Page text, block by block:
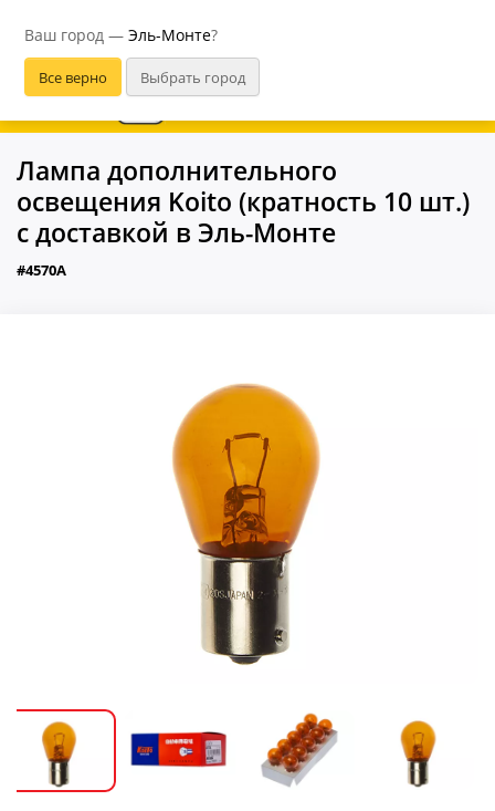
Ваш город — Эль-Монте?
В приложении удобнее
Лампа дополнительного
освещения Koito (кратность 10 шт.)
с доставкой в Эль-Монте
#4570A